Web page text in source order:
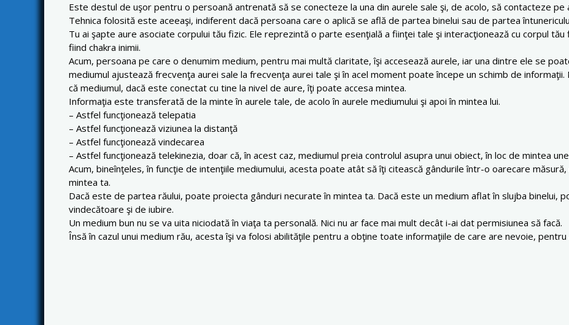
Este destul de uşor pentru o persoană antrenată să se conecteze la una din aurele sale şi, de acolo, să contacteze pe
Tehnica folosită este aceeaşi, indiferent dacă persoana care o aplică se află de partea binelui sau de partea
Tu ai şapte aure asociate corpului tău fizic. Ele reprezintă o parte esenţială a fiinţei tale şi interacţionează cu corpul
fiind chakra inimii.
Acum, persoana pe care o denumim medium, pentru mai multă claritate, îşi accesează aurele, iar una dintre ele se
mediumul ajustează frecvenţa aurei sale la frecvenţa aurei tale şi în acel moment poate începe un schimb de
că mediumul, dacă este conectat cu tine la nivel de aure, îţi poate accesa mintea.
Informaţia este transferată de la minte în aurele tale, de acolo în aurele mediumului şi apoi în mintea lui.
– Astfel funcţionează telepatia
– Astfel funcţionează viziunea la distanţă
– Astfel funcţionează vindecarea
– Astfel funcţionează telekinezia, doar că, în acest caz, mediumul preia controlul asupra unui obiect, în loc de mintea
Acum, bineînţeles, în funcţie de intenţiile mediumului, acesta poate atât să îţi citească gândurile într-o oarecare
mintea ta.
Dacă este de partea răului, poate proiecta gânduri necurate în mintea ta. Dacă este un medium aflat în slujba binelui,
vindecătoare şi de iubire.
Un medium bun nu se va uita niciodată în viaţa ta personală. Nici nu ar face mai mult decât i-ai dat permisiunea să facă.
Însă în cazul unui medium rău, acesta îşi va folosi abilităţile pentru a obţine toate informaţiile de care are nevoie,